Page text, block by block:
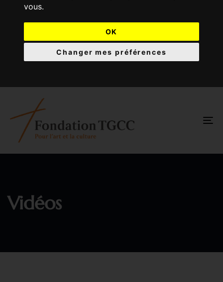
vous.
OK
Changer mes préférences
Vidéos